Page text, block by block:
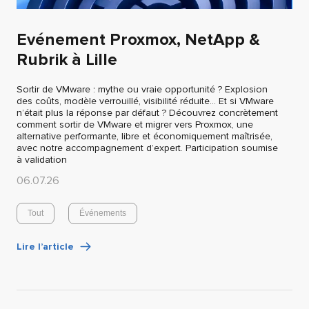
Evénement Proxmox, NetApp &
Rubrik à Lille
Sortir de VMware : mythe ou vraie opportunité ? Explosion
des coûts, modèle verrouillé, visibilité réduite… Et si VMware
n’était plus la réponse par défaut ? Découvrez concrètement
comment sortir de VMware et migrer vers Proxmox, une
alternative performante, libre et économiquement maîtrisée,
avec notre accompagnement d’expert. Participation soumise
à validation
06.07.26
Tout Événements
Lire l’article